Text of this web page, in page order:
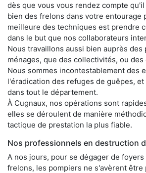
dès que vous vous rendez compte
bien des frelons dans votre entourage
meilleure des techniques est prendre
dans le but que nos collaborateurs
Nous travaillons aussi bien auprès
ménages, que des collectivités, ou
Nous sommes incontestablement des
l'éradication des refuges de guêpes,
dans tout le département.
À Cugnaux, nos opérations sont
elles se déroulent de manière
tactique de prestation la plus fiable.
Nos professionnels en destruction
A nos jours, pour se dégager de
frelons, les pompiers ne s'avèrent être